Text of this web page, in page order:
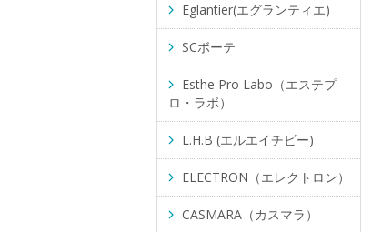
Eglantier(エグランティエ)
SCボーテ
Esthe Pro Labo（エステプ
ロ・ラボ）
L.H.B (エルエイチビー)
ELECTRON（エレクトロン）
CASMARA（カスマラ）